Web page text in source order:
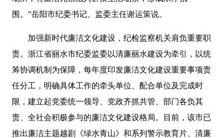
围。”岳阳市纪委书记、监委主任谢运策说。
加强新时代廉洁文化建设，纪检监察机关肩负重要职
责。浙江省丽水市纪委监委以清廉丽水建设为牵引，以统
筹协调机制为保障，每年度印发廉洁文化建设重要事项责
任分工，明确具体工作的牵头单位、配合单位及完成时
限，建立起党委统一领导、党政齐抓共管、部门各负其
责、全社会积极参与的廉洁文化建设格局。目前，该市已
推出廉洁主题越剧《绿水青山》和系列警示教育片、清廉